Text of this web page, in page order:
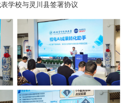
学校与灵川县签署协议